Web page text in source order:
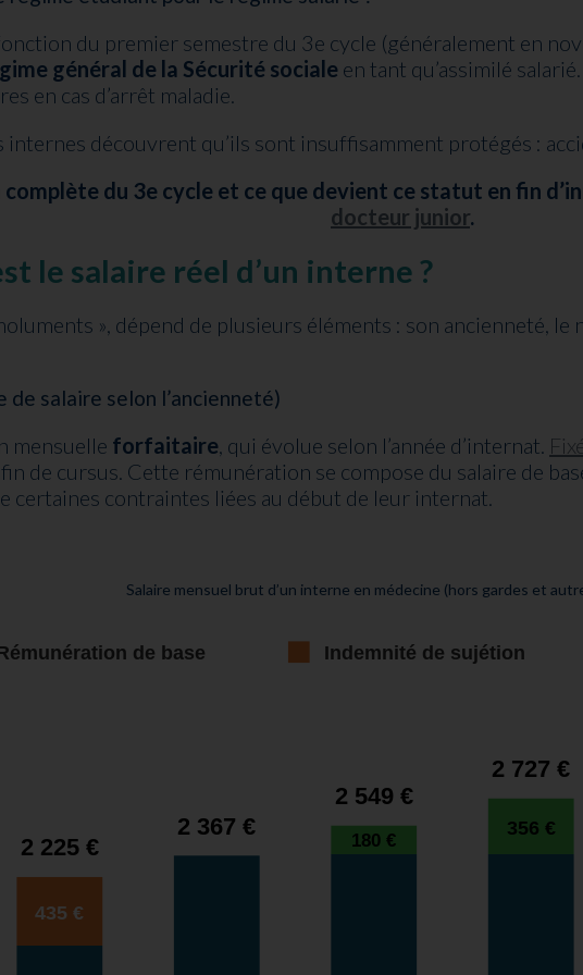
du premier semestre du 3e cycle (généralement en
général de la Sécurité sociale en tant qu’assimilé
en cas d’arrêt maladie.
internes découvrent qu’ils sont insuffisamment protégés :
du 3e cycle et ce que devient ce statut en fin
docteur junior.
le salaire réel d’un interne ?
», dépend de plusieurs éléments : son ancienneté,
salaire selon l’ancienneté)
mensuelle forfaitaire , qui évolue selon l’année d’internat.
de cursus. Cette rémunération se compose du salaire de
certaines contraintes liées au début de leur internat.
Salaire mensuel brut d’un interne en médecine (hors gardes et
de base Indemnité de sujétion
435 €
2 225 €
2 367 €
180 €
2 549 €
356 €
2 727 €